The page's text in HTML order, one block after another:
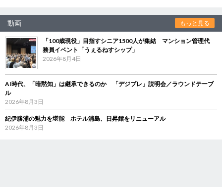
動画 もっと見る
「100歳現役」目指すシニア1500人が集結 マンション管理代
務員イベント「うぇるねすシップ」
2026年8月4日
AI時代、「暗黙知」は継承できるのか 「デジブレ」説明会／ラウンドテーブ
ル
2026年8月3日
紀伊勝浦の魅力を堪能 ホテル浦島、日昇館をリニューアル
2026年8月3日